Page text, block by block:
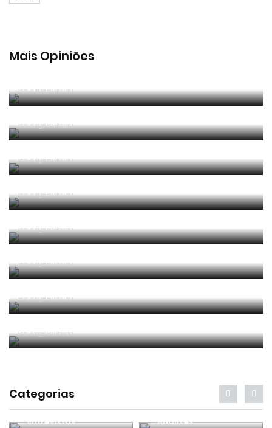
Mais Opiniões
PorJorge Faustino
PorJorge Faustino
PorJorge Faustino
PorJorge Faustino
PorJorge Faustino
PorJorge Faustino
PorJorge Faustino
PorJorge Faustino
Categorias
Entrevistas Análises